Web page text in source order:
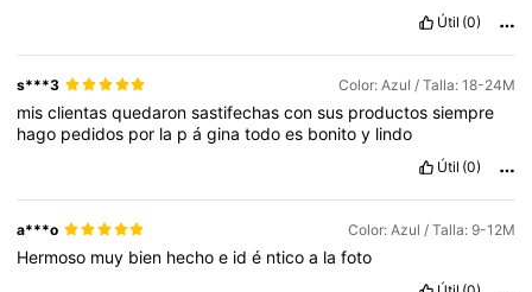
Útil (0)
s***3 Color: Azul / Talla: 18-24M
misclientasquedaronsastifechasconsus productossiempre
hago pedidos por la páginatodoes bonitoy lindo
Útil (0)
a***o Color: Azul / Talla: 9-12M
Hermoso muy bien hechoe idé nticoa lafoto